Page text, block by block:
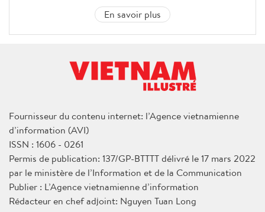
En savoir plus
Fournisseur du contenu internet: l’Agence vietnamienne
d’information (AVI)
ISSN : 1606 - 0261
Permis de publication: 137/GP-BTTTT délivré le 17 mars 2022
par le ministère de l’Information et de la Communication
Publier : L’Agence vietnamienne d’information
Rédacteur en chef adjoint: Nguyen Tuan Long